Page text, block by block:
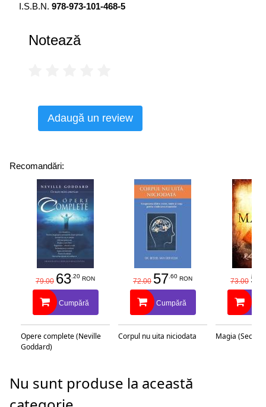
I.S.B.N. 978-973-101-468-5
Notează
Adaugă un review
Recomandări:
79.00 63.20 RON
Cumpără
Opere complete (Neville
Goddard)
72.00 57.60 RON
Cumpără
Corpul nu uita niciodata
73.00 58
Magia
Nu sunt produse la această